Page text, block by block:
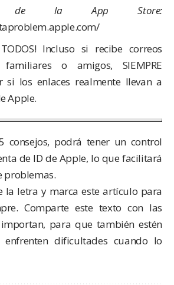
de la App Store:
TODOS! Incluso si recibe correos
o amigos, SIEMPRE
si los enlaces realmente llevan a
Apple.
consejos, podrá tener un control
de ID de Apple, lo que facilitará
problemas.
la letra y marca este artículo para
Comparte este texto con las
para que también estén
dificultades cuando lo